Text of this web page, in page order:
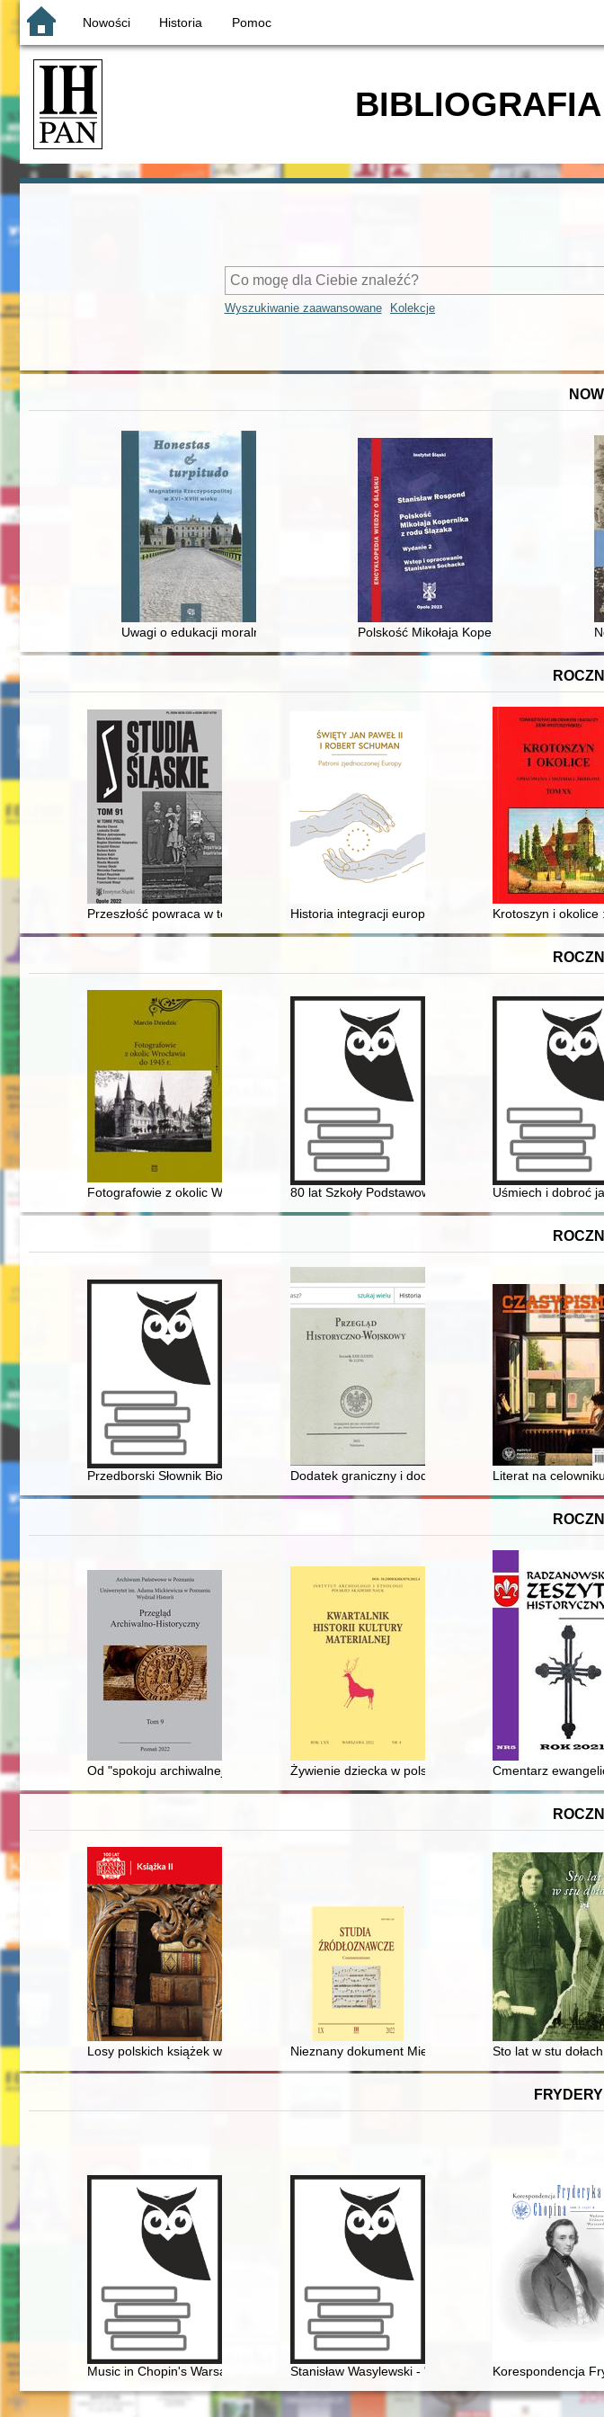
Nowości Historia Pomoc
Wyszukiwanie zaawansowane Kolekcje
Uwagi o edukacji moralnej synów szlacheckich w XVI-wiecznej Rzeczypospolitej
Polskość Mikołaja Kopernika z rodu
Przeszłość powraca w teraźniejszości : wspomnienie mojego Stanisławowa
Historia integracji europejskiej Krotoszyn i okolice
Fotografowie z okolic Wrocławia do 1945 r80 lat Szkoły Podstawowej im. Stefana Żeromskiego
Uśmiech i dobroć
Przedborski Słownik Biograficzny. T. 1Dodatek graniczny i dodatki służbowe do uposażenia
Literat na
Od "spokoju archiwalnej pracy na Wawelu" do "urzędolenia w NDAP" : nieznane wątki z
Żywienie dziecka w polskiej rodzinie szlacheckiej w
Cmentarz
Losy polskich książek w "niemieckim" Poznaniu 1939-1945Nieznany dokument Mieszka Plątonogiego z 1207-
Sto lat w stu
Music in Chopin's Warsaw Stanisław Wasylewski - "opolanin z wyboru" o
Korespondencja